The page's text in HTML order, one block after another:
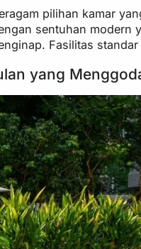
pilihan kamar
sentuhan
Fasilitas
yang